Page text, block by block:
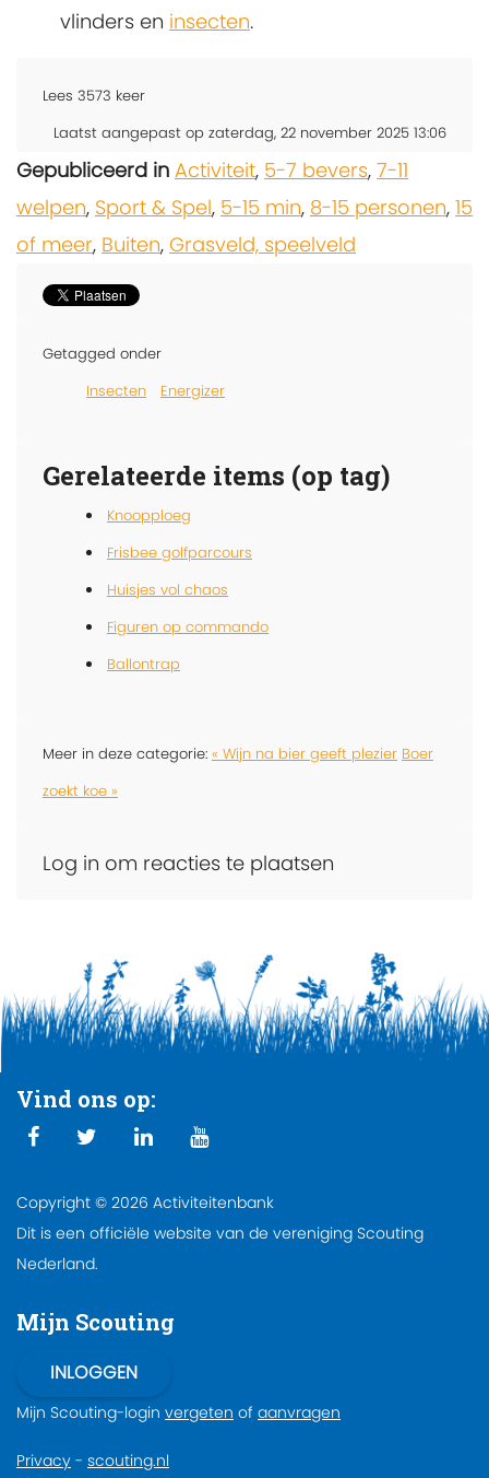
vlinders en insecten.
Lees 3573 keer
Laatst aangepast op zaterdag, 22 november 2025 13:06
Gepubliceerd in Activiteit, 5-7 bevers, 7-11
welpen, Sport & Spel, 5-15 min, 8-15 personen, 15
of meer, Buiten, Grasveld, speelveld
Getagged onder
Insecten
Energizer
Gerelateerde items (op tag)
Knoopploeg
Frisbee golfparcours
Huisjes vol chaos
Figuren op commando
Ballontrap
Meer in deze categorie: « Wijn na bier geeft plezier Boer
zoekt koe »
Log in om reacties te plaatsen
Vind ons op:
Copyright © 2026 Activiteitenbank
Dit is een officiële website van de vereniging Scouting
Nederland.
Mijn Scouting
Mijn Scouting-login vergeten of aanvragen
Privacy - scouting.nl